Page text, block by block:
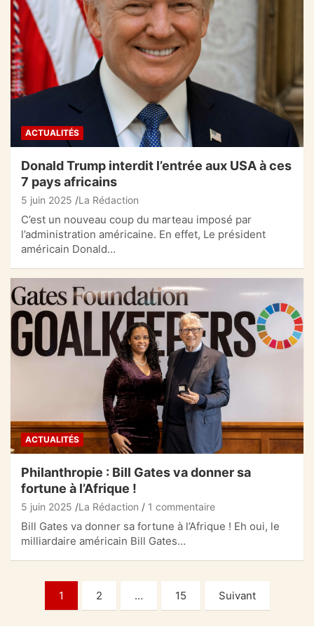
ACTUALITÉS
Donald Trump interdit l’entrée aux USA à ces
7 pays africains
5 juin 2025 La Rédaction
C’est un nouveau coup du marteau imposé par
l’administration américaine. En effet, Le président
américain Donald…
ACTUALITÉS
Philanthropie : Bill Gates va donner sa
fortune à l’Afrique !
5 juin 2025 La Rédaction 1 commentaire
Bill Gates va donner sa fortune à l’Afrique ! Eh oui, le
milliardaire américain Bill Gates…
Pagination
1 2 … 15 Suivant